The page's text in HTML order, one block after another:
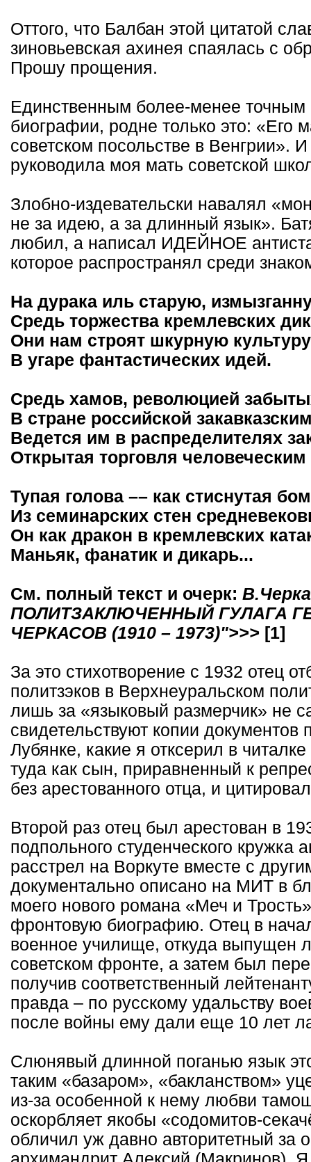
Оттого, что Балбан этой цитатой
зиновьевская ахинея спаялась с
Прошу прощения.
Единственным более-менее
биографии, родне только это: «Его
советском посольстве в Венгрии».
руководила моя мать советской
Злобно-издевательски навалял
не за идею, а за длинный язык».
любил, а написал ИДЕЙНОЕ
которое распространял среди
На дурака иль старую,
Средь торжества кремлевских
Они нам строят шкурную культуру
В угаре фантастических идей.
Средь хамов, революцией
В стране российской
Ведется им в распределителях
Открытая торговля
Тупая голова –– как стиснутая
Из семинарских стен
Он как дракон в кремлевских
Маньяк, фанатик и дикарь...
См. полный текст и очерк:
ПОЛИТЗАКЛЮЧЕННЫЙ ГУЛАГА
ЧЕРКАСОВ (1910 – 1973)">>> [1]
За это стихотворение с 1932 отец
политзэков в Верхнеуральском
лишь за «языковый размерчик» не
свидетельствуют копии
Лубянке, какие я отксерил в
туда как сын, приравненный к
без арестованного отца, и
Второй раз отец был арестован в
подпольного студенческого кружка
расстрел на Воркуте вместе с
документально описано на МИТ в
моего нового романа «Меч и
фронтовую биографию. Отец в
военное училище, откуда выпущен
советском фронте, а затем был
получив соответственный
правда – по русскому удальству
после войны ему дали еще 10 лет
Слюнявый длинной поганью язык
таким «базаром», «бакланством»
из-за особенной к нему любви
оскорбляет якобы «содомитов-
обличил уж давно авторитетный за